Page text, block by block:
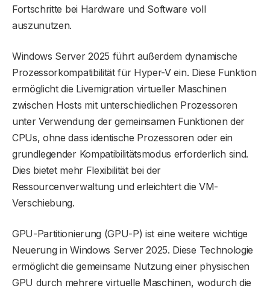
Fortschritte bei Hardware und Software voll
auszunutzen.
Windows Server 2025 führt außerdem dynamische
Prozessorkompatibilität für Hyper-V ein. Diese Funktion
ermöglicht die Livemigration virtueller Maschinen
zwischen Hosts mit unterschiedlichen Prozessoren
unter Verwendung der gemeinsamen Funktionen der
CPUs, ohne dass identische Prozessoren oder ein
grundlegender Kompatibilitätsmodus erforderlich sind.
Dies bietet mehr Flexibilität bei der
Ressourcenverwaltung und erleichtert die VM-
Verschiebung.
GPU-Partitionierung (GPU-P) ist eine weitere wichtige
Neuerung in Windows Server 2025. Diese Technologie
ermöglicht die gemeinsame Nutzung einer physischen
GPU durch mehrere virtuelle Maschinen, wodurch die